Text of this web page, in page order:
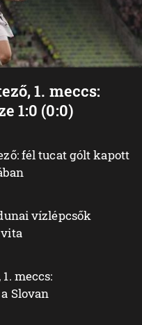
1. meccs:
1:0 (0:0)
fél tucat gólt kapott
vízlépcsők
meccs:
Slovan